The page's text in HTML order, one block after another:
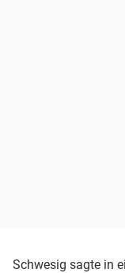
Schwesig sagte in